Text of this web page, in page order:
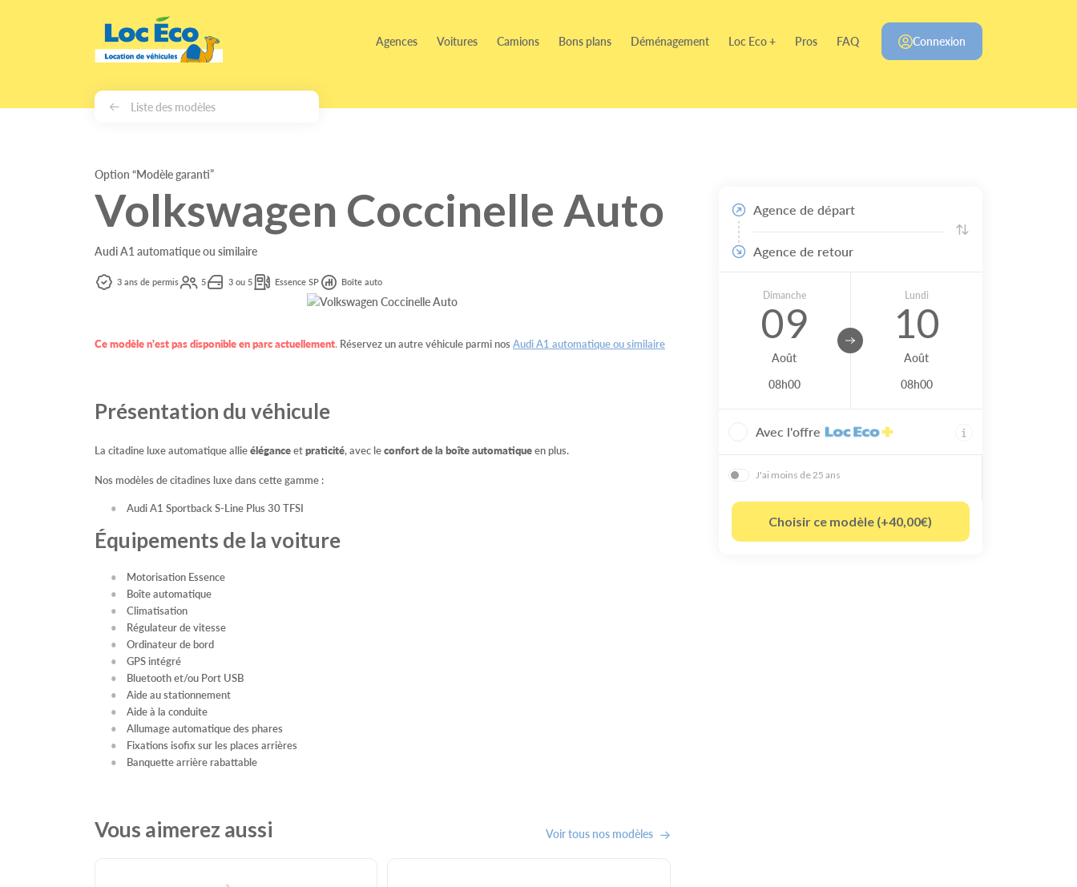
Agences Voitures Camions Bons plans Déménagement Loc Eco + Pros FAQ Connexion
Liste des modèles
Option “Modèle garanti”
Volkswagen Coccinelle Auto
Audi A1 automatique ou similaire
3 ans de permis 5 3 ou 5 Essence SP Boîte auto
Ce modèle n'est pas disponible en parc actuellement. Réservez un autre véhicule parmi nos Audi A1 automatique ou similaire
Présentation du véhicule
La citadine luxe automatique allieéléganceetpraticité, avec leconfort de la boîte automatiqueen plus.
Nos modèles de citadines luxe dans cette gamme :
Audi A1 Sportback S-Line Plus 30 TFSI
Équipements de la voiture
Motorisation Essence
Boîte automatique
Climatisation
Régulateur de vitesse
Ordinateur de bord
GPS intégré
Bluetooth et/ou Port USB
Aide au stationnement
Aide à la conduite
Allumage automatique des phares
Fixations isofix sur les places arrières
Banquette arrière rabattable
Vous aimerez aussi Voir tous nos modèles
Agence de départ
Agence de retour
Dimanche
09
Août
08h00
Lundi
10
Août
08h00
Avec l'offre
J'ai moins de 25 ans
Choisir ce modèle (+40,00€)